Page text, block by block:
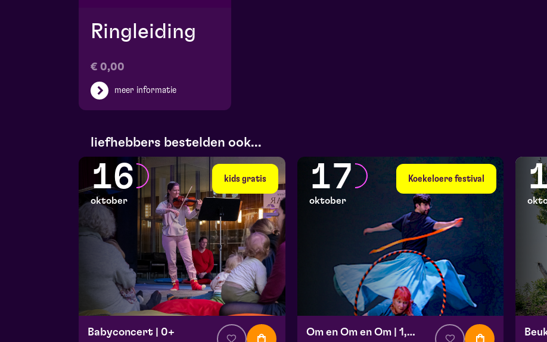
Ringleiding
€ 0,00
meer informatie
liefhebbers bestelden ook...
kids gratis
16
oktober
Babyconcert | 0+
Koekeloere festival
17
oktober
Om en Om en Om | 1,5+